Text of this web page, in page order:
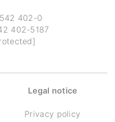
402-0
402-5187
Legal notice
Privacy policy